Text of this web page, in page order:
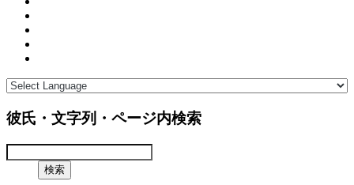
彼氏・文字列・ページ内検索